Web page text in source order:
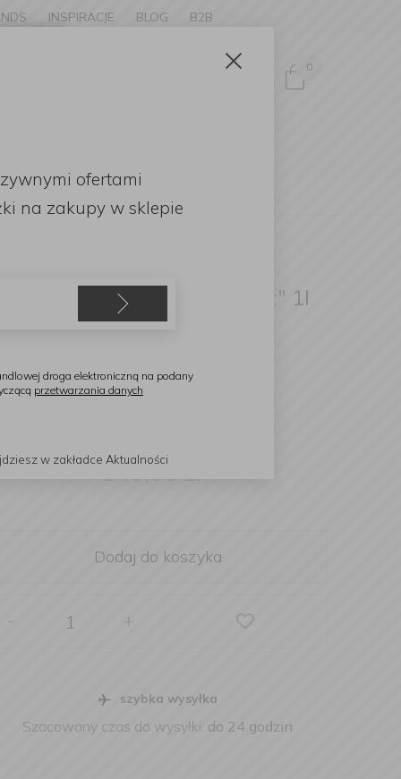
INSPIRACJE BLOG B2B
0
do prania 3w1 "Aksamit" 1l
140,00 zł
Dodaj do koszyka
+
szybka wysyłka
Szacowany czas do wysyłki: do 24 godzin
ofertami
na zakupy w sklepie
droga elektroniczną na podany
przetwarzania danych
w zakładce Aktualności